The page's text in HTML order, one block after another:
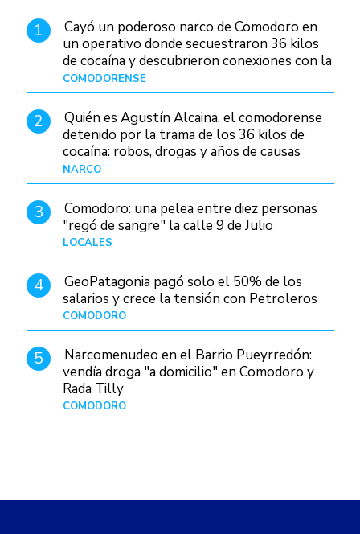
1
Cayó un poderoso narco de Comodoro en
un operativo donde secuestraron 36 kilos
de cocaína y descubrieron conexiones con la
Patagonia
COMODORENSE
2
Quién es Agustín Alcaina, el comodorense
detenido por la trama de los 36 kilos de
cocaína: robos, drogas y años de causas
judiciales
NARCO
3
Comodoro: una pelea entre diez personas
"regó de sangre" la calle 9 de Julio
LOCALES
4
GeoPatagonia pagó solo el 50% de los
salarios y crece la tensión con Petroleros
COMODORO
5
Narcomenudeo en el Barrio Pueyrredón:
vendía droga "a domicilio" en Comodoro y
Rada Tilly
COMODORO